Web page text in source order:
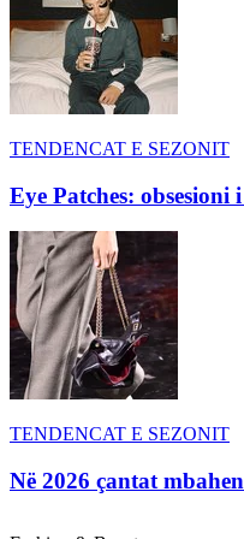
TENDENCAT E SEZONIT
Eye Patches:
TENDENCAT E SEZONIT
Në 2026 çantat